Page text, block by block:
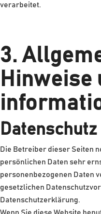
verarbeitet.
3.
Datenschutz
Die Betreiber dieser Seiten
persönlichen Daten sehr
personenbezogenen Daten
gesetzlichen
Datenschutzerklärung.